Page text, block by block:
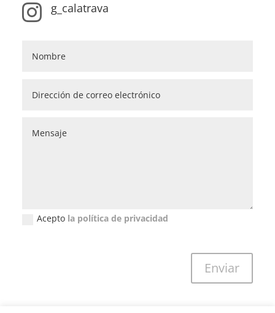
 g_calatrava
Política de privacidad (GDPR)
Acepto la política de privacidad
Enviar